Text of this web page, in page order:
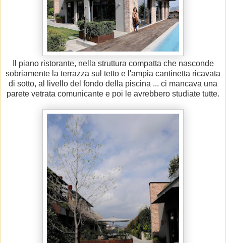
Il piano ristorante, nella struttura compatta che nasconde
sobriamente la terrazza sul tetto e l'ampia cantinetta ricavata
di sotto, al livello del fondo della piscina ... ci mancava una
parete vetrata comunicante e poi le avrebbero studiate tutte.